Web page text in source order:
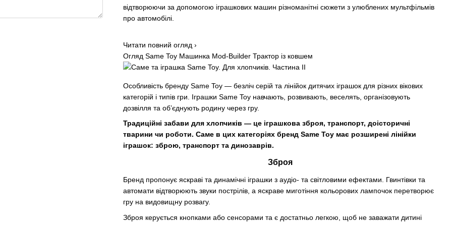
відтворюючи за допомогою іграшкових машин різноманітні сюжети з улюблених мультфільмів
про автомобілі.
Читати повний огляд ›
Огляд Same Toy Машинка Mod-Builder Трактор із ковшем
Особливість бренду Same Toy — безліч серій та лінійок дитячих іграшок для різних вікових
категорій і типів гри. Іграшки Same Toy навчають, розвивають, веселять, організовують
дозвілля та об’єднують родину через гру.
Традиційні забави для хлопчиків — це іграшкова зброя, транспорт, доісторичні
тварини чи роботи. Саме в цих категоріях бренд Same Toy має розширені лінійки
іграшок: зброю, транспорт та динозаврів.
Зброя
Бренд пропонує яскраві та динамічні іграшки з аудіо- та світловими ефектами. Гвинтівки та
автомати відтворюють звуки пострілів, а яскраве миготіння кольорових лампочок перетворює
гру на видовищну розвагу.
Зброя керується кнопками або сенсорами та є достатньо легкою, щоб не заважати дитині